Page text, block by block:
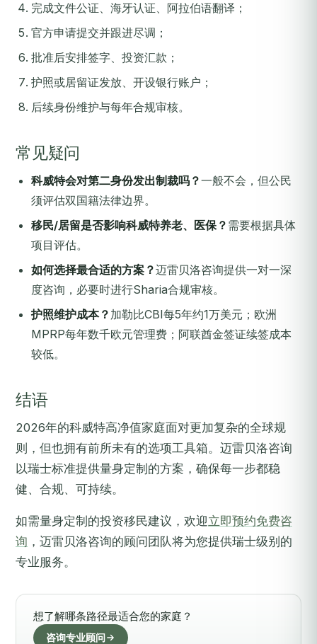
完成文件公证、海牙认证、阿拉伯语翻译；
官方申请提交并跟进尽调；
批准后安排签字、投资汇款；
护照或居留证发放、开设银行账户；
后续身份维护与每年合规审核。
常见疑问
科威特会对第二身份发出制裁吗？一般不会，但公民
须评估双国籍法律边界。
移民/居留是否影响科威特养老、医保？ 需要根据具体
项目评估。
如何选择最合适的方案？迈雷贝洛咨询提供一对一深
度咨询，必要时进行Sharia合规审核。
护照维护成本？ 加勒比CBI每5年约1万美元；欧洲
MPRP每年数千欧元管理费；阿联酋金签证续签成本
较低。
结语
2026年的科威特高净值家庭面对更加复杂的全球规
则，但也拥有前所未有的选项工具箱。迈雷贝洛咨询
以瑞士标准提供量身定制的方案，确保每一步都稳
健、合规、可持续。
如需量身定制的投资移民建议，欢迎立即预约免费咨
询 ，迈雷贝洛咨询的顾问团队将为您提供瑞士级别的
专业服务。
想了解哪条路径最适合您的家庭？
咨询专业顾问